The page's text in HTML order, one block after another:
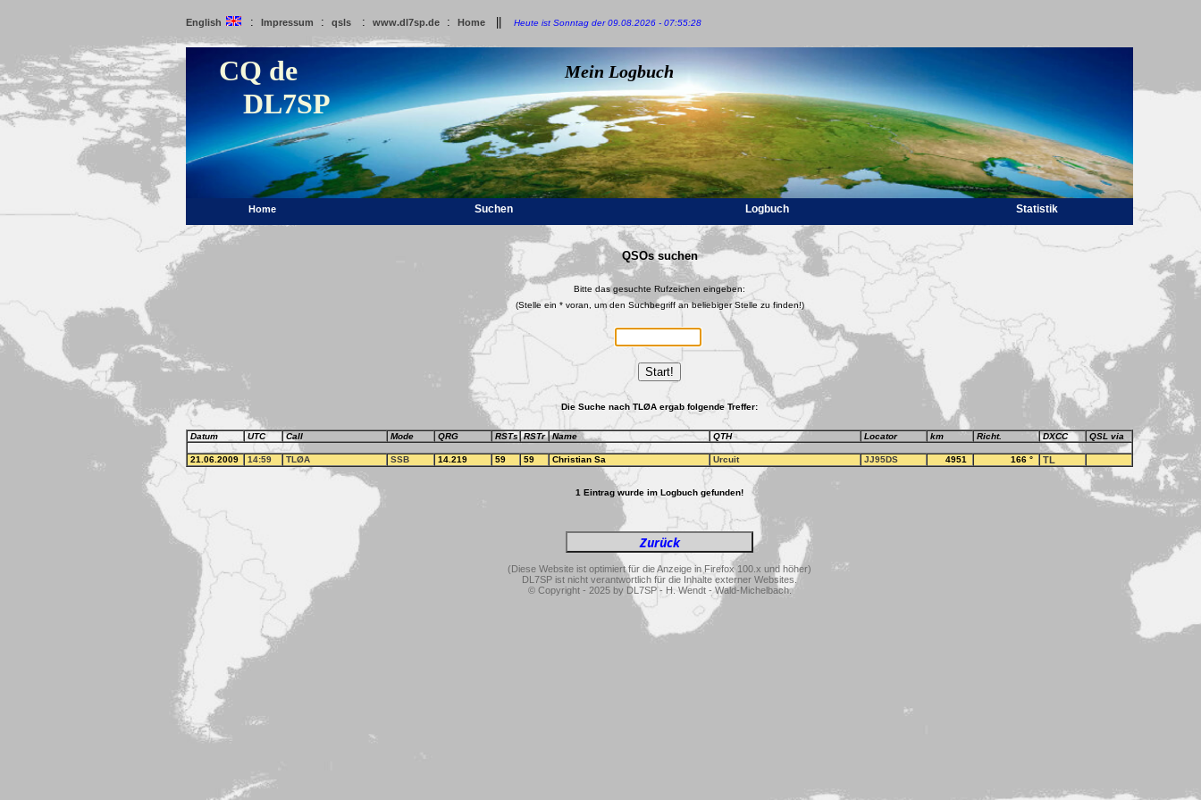
English : Impressum : qsls : www.dl7sp.de : Home Heute ist Sonntag der 09.08.2026 - 07:55:28
CQ de
DL7SP
Mein Logbuch
Home Suchen Logbuch Statistik
QSOs suchen
Bitte das gesuchte Rufzeichen eingeben:
(Stelle ein * voran, um den Suchbegriff an beliebiger Stelle zu finden!)
Start!
Die Suche nach TLØA ergab folgende Treffer:
Datum UTC Call Mode QRG RSTs RSTr Name QTH Locator km Richt. DXCC QSL via
21.06.2009 14:59 TLØA SSB 14.219 59 59 Christian Sa Urcuit JJ95DS 4951 166 ° TL
1 Eintrag wurde im Logbuch gefunden!
(Diese Website ist optimiert für die Anzeige in Firefox 100.x und höher)
DL7SP ist nicht verantwortlich für die Inhalte externer Websites.
© Copyright - 2025 by DL7SP - H. Wendt - Wald-Michelbach.